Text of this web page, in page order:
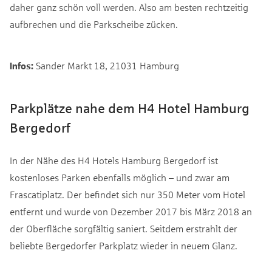
daher ganz schön voll werden. Also am besten rechtzeitig
aufbrechen und die Parkscheibe zücken.
Infos: Sander Markt 18, 21031 Hamburg
Parkplätze nahe dem H4 Hotel Hamburg
Bergedorf
In der Nähe des H4 Hotels Hamburg Bergedorf ist
kostenloses Parken ebenfalls möglich – und zwar am
Frascatiplatz. Der befindet sich nur 350 Meter vom Hotel
entfernt und wurde von Dezember 2017 bis März 2018 an
der Oberfläche sorgfältig saniert. Seitdem erstrahlt der
beliebte Bergedorfer Parkplatz wieder in neuem Glanz.